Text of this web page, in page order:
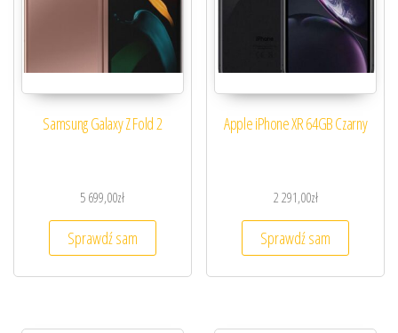
Samsung Galaxy Z Fold 2
5 699,00zł
Sprawdź sam
Apple iPhone XR 64GB Czarny
2 291,00zł
Sprawdź sam